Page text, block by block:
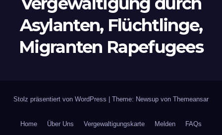
Asylanten, Flüchtlinge,
Migranten Rapefugees
Stolz präsentiert von WordPress Theme: Newsup von Themeansar
Home Über Uns Vergewaltigungskarte Melden FAQs